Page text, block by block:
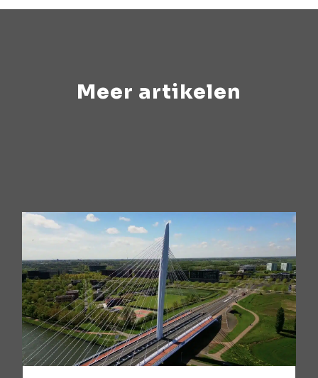
Meer artikelen